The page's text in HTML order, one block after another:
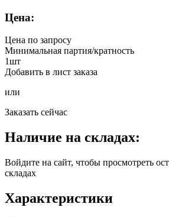
Цена:
Цена по запросу
Минимальная партия/кратность
1шт
Добавить в лист заказа
или
Заказать сейчас
Наличие на складах:
Войдите на сайт, чтобы просмотреть
складах
Характеристики